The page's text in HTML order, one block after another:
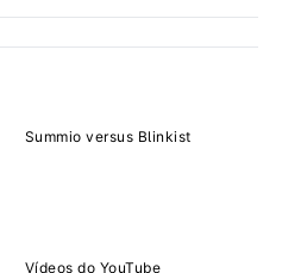
Summio versus Blinkist
Vídeos do YouTube